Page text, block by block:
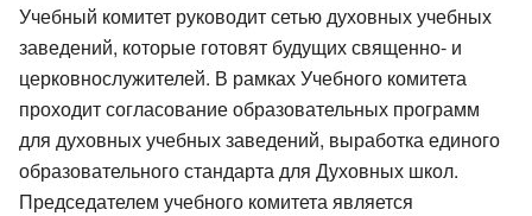
Учебный комитет руководит сетью духовных учебных
заведений, которые готовят будущих священно- и
церковнослужителей. В рамках Учебного комитета
проходит согласование образовательных программ
для духовных учебных заведений, выработка единого
образовательного стандарта для Духовных школ.
Председателем учебного комитета является